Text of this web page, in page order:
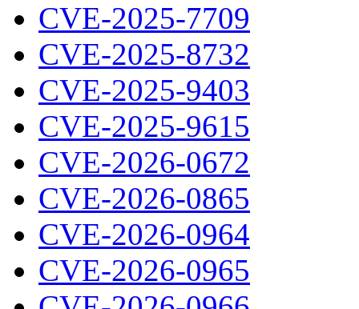
CVE-2025-7709
CVE-2025-8732
CVE-2025-9403
CVE-2025-9615
CVE-2026-0672
CVE-2026-0865
CVE-2026-0964
CVE-2026-0965